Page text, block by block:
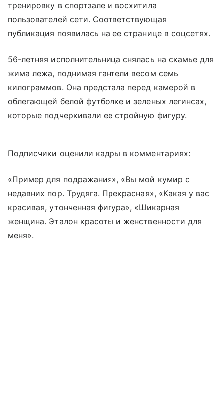
тренировку в спортзале и восхитила
пользователей сети. Соответствующая
публикация появилась на ее странице в соцсетях.
56-летняя исполнительница снялась на скамье для
жима лежа, поднимая гантели весом семь
килограммов. Она предстала перед камерой в
облегающей белой футболке и зеленых легинсах,
которые подчеркивали ее стройную фигуру.
Подписчики оценили кадры в комментариях:
«Пример для подражания», «Вы мой кумир с
недавних пор. Трудяга. Прекрасная», «Какая у вас
красивая, утонченная фигура», «Шикарная
женщина. Эталон красоты и женственности для
меня».